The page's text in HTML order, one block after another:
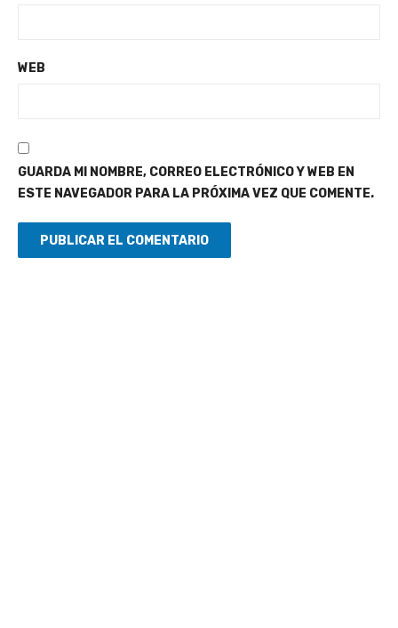
WEB
GUARDA MI NOMBRE, CORREO ELECTRÓNICO Y WEB EN
ESTE NAVEGADOR PARA LA PRÓXIMA VEZ QUE COMENTE.